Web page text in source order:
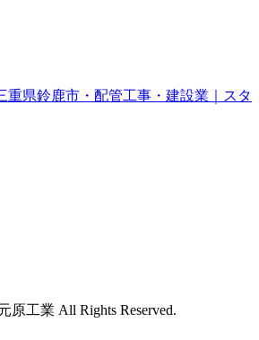
重県鈴鹿市・配管工事・建設業｜スタ
原工業 All Rights Reserved.